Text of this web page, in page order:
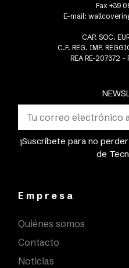
¡Suscríbete para no
de
Fax +39
E-mail:
CAP. SOC.
C.F. REG. IMP.
REA RE-207372 -
Empresa
Quiénes somos
Contacto
Noticias